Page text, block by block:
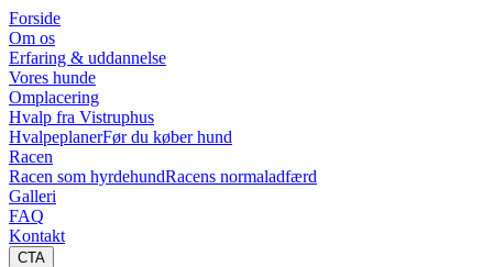
Forside
Om os
Erfaring & uddannelse
Vores hunde
Omplacering
Hvalp fra Vistruphus
HvalpeplanerFør du køber hund
Racen
Racen som hyrdehundRacens normaladfærd
Galleri
FAQ
Kontakt
CTA